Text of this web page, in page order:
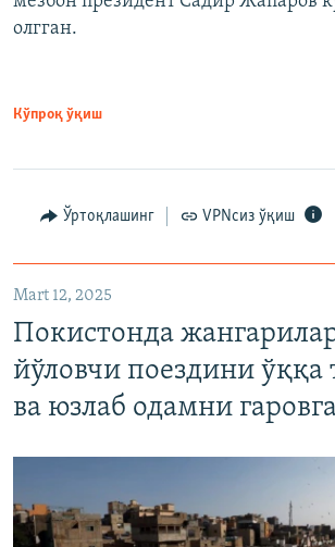
олгган.
Кўпроқ ўқиш
Ўртоқлашинг VPNсиз ўқиш
Mart 12, 2025
Покистонда
йўловчи поездини ўққа
ва юзлаб одамни